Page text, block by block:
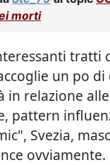
morti
tratti
un po di
in relazione
pattern
Svezia,
ovviamente.